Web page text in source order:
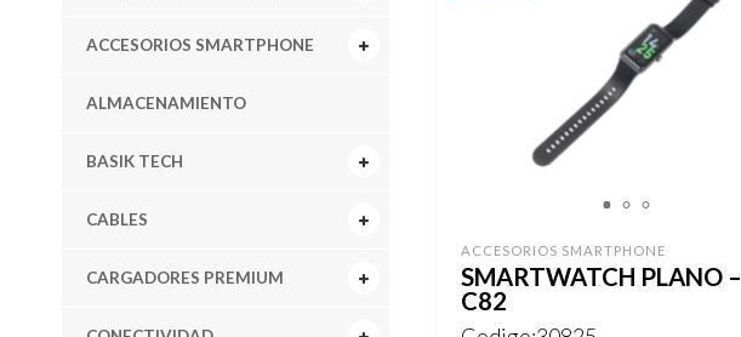
ACCESORIOS SMARTPHONE
ALMACENAMIENTO
BASIK TECH
CABLES
CARGADORES PREMIUM
ACCESORIOS SMARTPHONE
SMARTWATCH PLANO –
C82